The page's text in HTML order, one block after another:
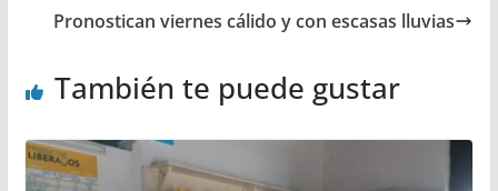
Pronostican viernes cálido y con escasas lluvias
También te puede gustar